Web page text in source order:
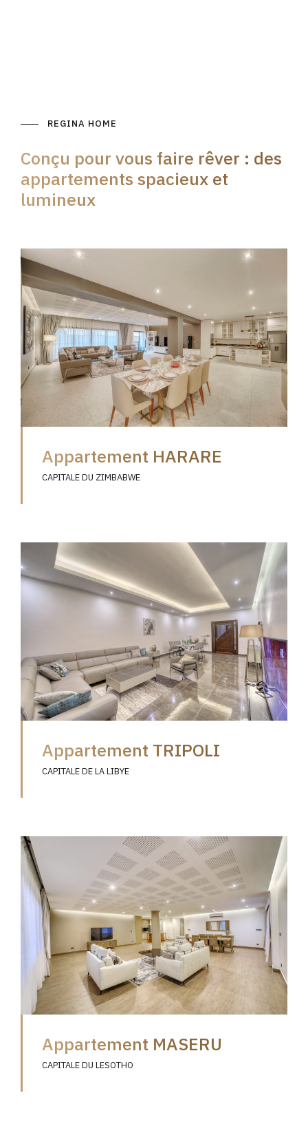
REGINA HOME
Conçu pour vous faire rêver : des
appartements spacieux et
lumineux
Appartement HARARE
CAPITALE DU ZIMBABWE
Appartement TRIPOLI
CAPITALE DE LA LIBYE
Appartement MASERU
CAPITALE DU LESOTHO